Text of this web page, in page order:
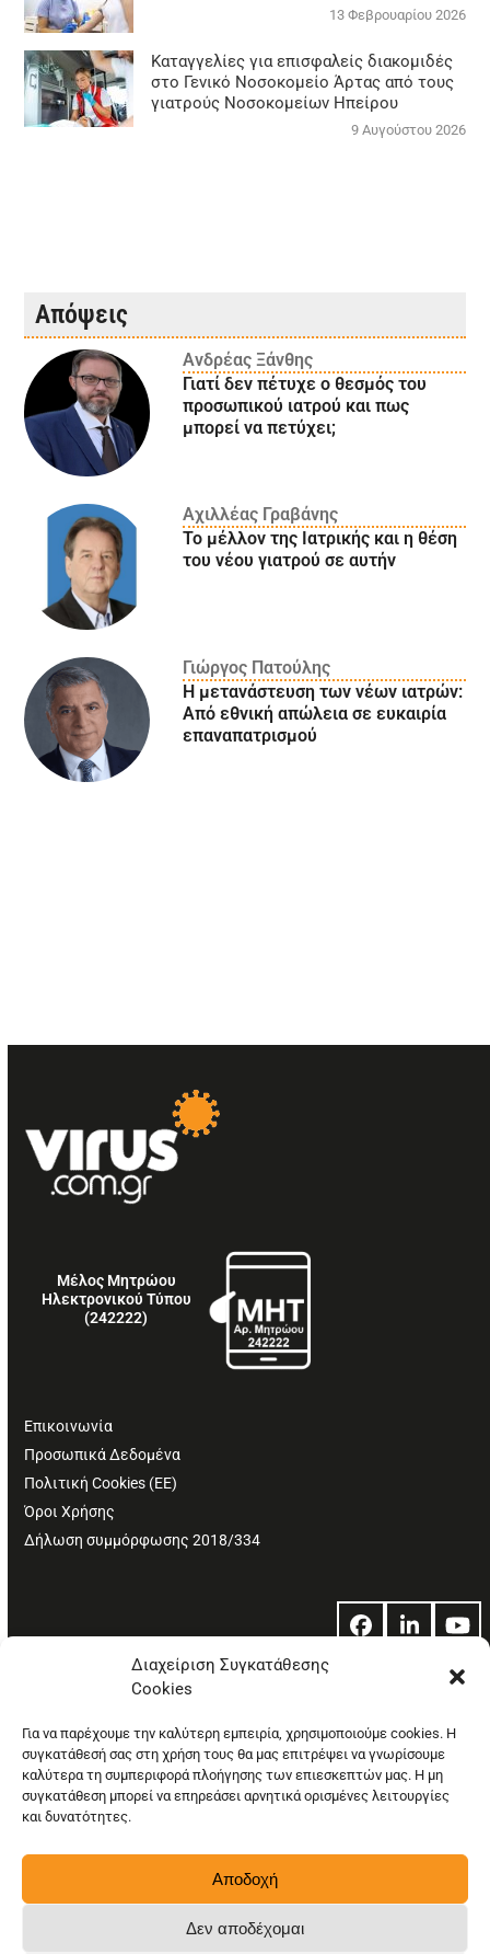
Διαχείριση Συγκατάθεσης
Cookies
Για να παρέχουμε την καλύτερη εμπειρία, χρησιμοποιούμε cookies. Η
συγκατάθεσή σας στη χρήση τους θα μας επιτρέψει να γνωρίσουμε
καλύτερα τη συμπεριφορά πλοήγησης των επιεσκεπτών μας. Η μη
συγκατάθεση μπορεί να επηρεάσει αρνητικά ορισμένες λειτουργίες
και δυνατότητες.
Αποδοχή
Δεν αποδέχομαι
13 Φεβρουαρίου 2026
Καταγγελίες για επισφαλείς διακομιδές
στο Γενικό Νοσοκομείο Άρτας από τους
γιατρούς Νοσοκομείων Ηπείρου
9 Αυγούστου 2026
Απόψεις
Ανδρέας Ξάνθης
Γιατί δεν πέτυχε ο θεσμός του
προσωπικού ιατρού και πως
μπορεί να πετύχει;
Αχιλλέας Γραβάνης
Το μέλλον της Ιατρικής και η θέση
του νέου γιατρού σε αυτήν
Γιώργος Πατούλης
Η μετανάστευση των νέων ιατρών:
Aπό εθνική απώλεια σε ευκαιρία
επαναπατρισμού
Μέλος Μητρώου
Ηλεκτρονικού Τύπου
(242222)
Επικοινωνία
Προσωπικά Δεδομένα
Πολιτική Cookies (ΕΕ)
Όροι Χρήσης
Δήλωση συμμόρφωσης 2018/334
Facebook
LinkedIn
© Copyright: Ethos Media S.A.